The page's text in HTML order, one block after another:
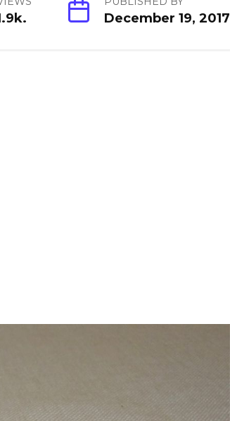
December 19, 2017